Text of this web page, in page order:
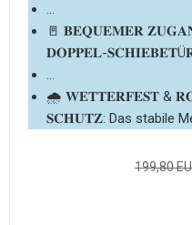
...
🚪 𝐁𝐄𝐐𝐔𝐄𝐌𝐄𝐑
𝐃𝐎𝐏𝐏𝐄𝐋-𝐒𝐂𝐇𝐈𝐄𝐁𝐄𝐓Ü𝐑:
...
🌧️ 𝐖𝐄𝐓𝐓𝐄𝐑𝐅𝐄𝐒𝐓 &
𝐒𝐂𝐇𝐔𝐓𝐙: Das stabile
199,80